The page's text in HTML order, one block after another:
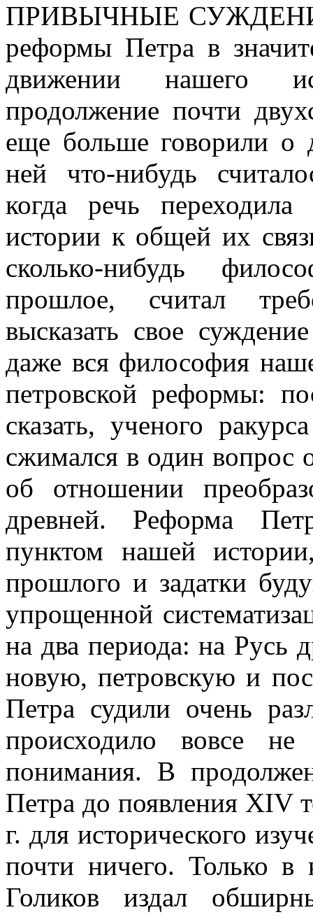
ПРИВЫЧНЫЕ
реформы Петра в
движении нашего
продолжение почти
еще больше говорили о
ней что-нибудь
когда речь
истории к общей их
сколько-нибудь
прошлое, считал
высказать свое
даже вся философия
петровской реформы:
сказать, ученого
сжимался в один вопрос
об отношении
древней. Реформа
пунктом нашей
прошлого и задатки
упрощенной
на два периода: на Русь
новую, петровскую и
Петра судили очень
происходило вовсе
понимания. В
Петра до появления XIV
г. для исторического
почти ничего. Только
Голиков издал